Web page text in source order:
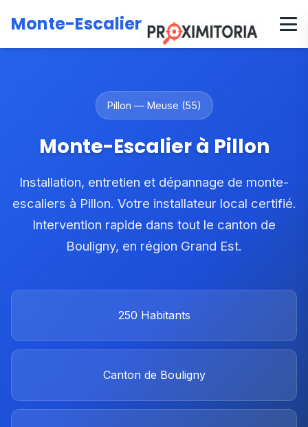
Monte-Escalier
Accueil Zones d'intervention
Canton de Bouligny
Pillon
Pillon — Meuse (55)
Monte-Escalier à Pillon
Installation, entretien et dépannage de monte-
escaliers à Pillon. Votre installateur local certifié.
Intervention rapide dans tout le canton de
Bouligny, en région Grand Est.
250 Habitants
Canton de Bouligny